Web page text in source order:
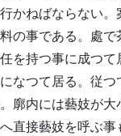
かねばならない
の事である。處
を持つ事に成つ
なつて居る。従
廓内には藝妓が
直接藝妓を呼ぶ